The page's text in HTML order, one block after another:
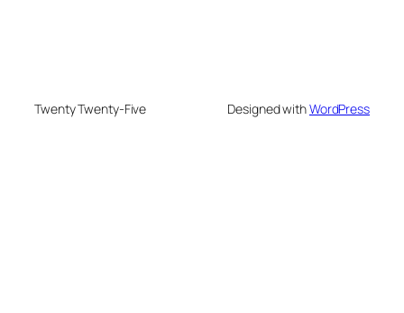
Twenty Twenty-Five Designed withWordPress